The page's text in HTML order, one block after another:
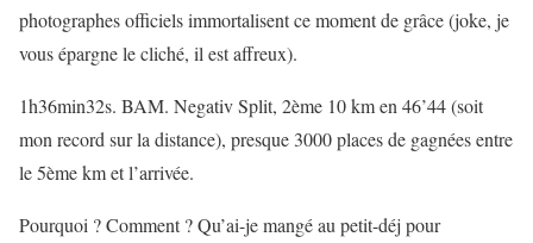
photographes officiels immortalisent ce moment de grâce (joke, je
vous épargne le cliché, il est affreux).
1h36min32s. BAM. Negativ Split, 2ème 10 km en 46’44 (soit
mon record sur la distance), presque 3000 places de gagnées entre
le 5ème km et l’arrivée.
Pourquoi ? Comment ? Qu’ai-je mangé au petit-déj pour